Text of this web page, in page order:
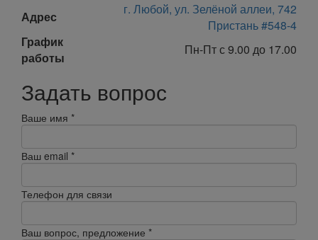
Адрес
г. Любой, ул. Зелёной аллеи, 742
Пристань #548-4
График
работы
Пн-Пт с 9.00 до 17.00
Задать вопрос
Ваше имя *
Ваш email *
Телефон для связи
Ваш вопрос, предложение *